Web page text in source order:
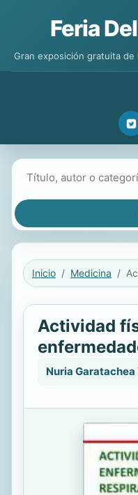
Feria
Gran exposición gratuita de
Inicio Medicina
Actividad
Nuria Garatachea